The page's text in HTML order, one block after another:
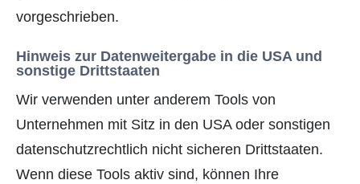
vorgeschrieben.
Hinweis zur Datenweitergabe in die USA und
sonstige Drittstaaten
Wir verwenden unter anderem Tools von
Unternehmen mit Sitz in den USA oder sonstigen
datenschutzrechtlich nicht sicheren Drittstaaten.
Wenn diese Tools aktiv sind, können Ihre